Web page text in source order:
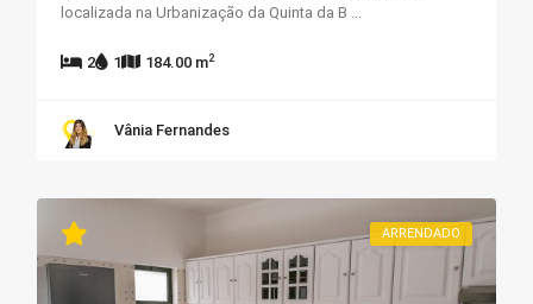
localizada na Urbanização da Quinta da B ...
2 1 184.00 m2
Vânia Fernandes
ARRENDADO